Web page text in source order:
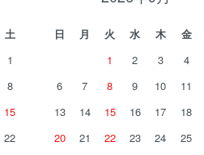
土
1
8
15
22
日 月 火 水 木 金
1
2 3 4
6
7 8 9 10 11
13
14 15 16 17 18
20
21 22 23 24 25